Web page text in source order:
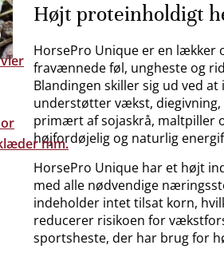
mm.
Højt proteinholdigt
HorsePro Unique er en lækker
fravænnede føl, ungheste og
Blandingen skiller sig ud ved
understøtter vækst,
primært af sojaskrå, maltpiller
højfordøjelig og naturlig
HorsePro Unique har et højt
med alle nødvendige
indeholder intet tilsat korn,
reducerer risikoen for
sportsheste, der har brug for